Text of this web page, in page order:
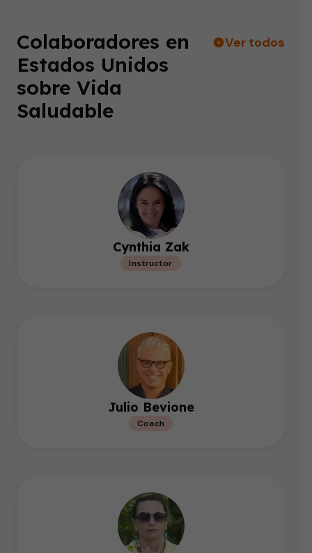
Colaboradores en
Estados Unidos
sobre Vida
Saludable
Ver todos
Cynthia Zak
Instructor
Julio Bevione
Coach